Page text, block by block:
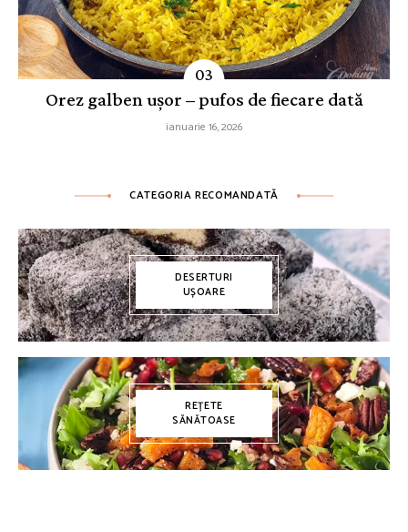
Orez galben ușor – pufos de fiecare dată
ianuarie 16, 2026
CATEGORIA RECOMANDATĂ
DESERTURI
UȘOARE
REȚETE
SĂNĂTOASE